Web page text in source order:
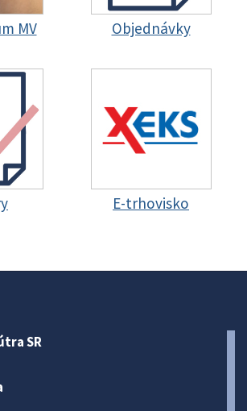
MV
Objednávky
E-trhovisko
SR